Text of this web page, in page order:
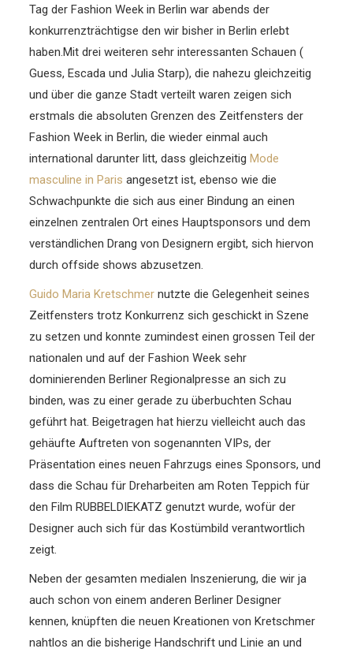
Tag der Fashion Week in Berlin war abends der
konkurrenzträchtigse den wir bisher in Berlin erlebt
haben.Mit drei weiteren sehr interessanten Schauen (
Guess, Escada und Julia Starp), die nahezu gleichzeitig
und über die ganze Stadt verteilt waren zeigen sich
erstmals die absoluten Grenzen des Zeitfensters der
Fashion Week in Berlin, die wieder einmal auch
international darunter litt, dass gleichzeitigMode
masculine in Paris angesetzt ist, ebenso wie die
Schwachpunkte die sich aus einer Bindung an einen
einzelnen zentralen Ort eines Hauptsponsors und dem
verständlichen Drang von Designern ergibt, sich hiervon
durch offside shows abzusetzen.
Guido Maria Kretschmer nutzte die Gelegenheit seines
Zeitfensters trotz Konkurrenz sich geschickt in Szene
zu setzen und konnte zumindest einen grossen Teil der
nationalen und auf der Fashion Week sehr
dominierenden Berliner Regionalpresse an sich zu
binden, was zu einer gerade zu überbuchten Schau
geführt hat. Beigetragen hat hierzu vielleicht auch das
gehäufte Auftreten von sogenannten VIPs, der
Präsentation eines neuen Fahrzugs eines Sponsors, und
dass die Schau für Dreharbeiten am Roten Teppich für
den Film RUBBELDIEKATZ genutzt wurde, wofür der
Designer auch sich für das Kostümbild verantwortlich
zeigt.
Neben der gesamten medialen Inszenierung, die wir ja
auch schon von einem anderen Berliner Designer
kennen, knüpften die neuen Kreationen von Kretschmer
nahtlos an die bisherige Handschrift und Linie an und